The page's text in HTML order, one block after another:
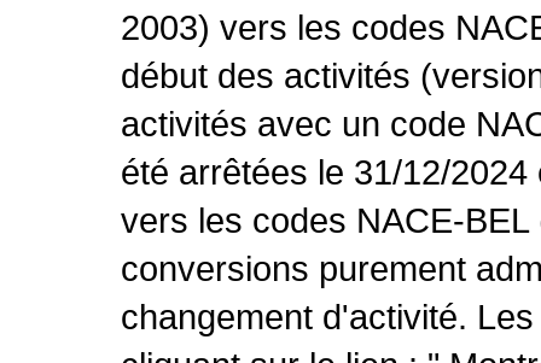
2003) vers les codes
début des activités
activités avec un code
été arrêtées le 31/12/
vers les codes NACE-
conversions purement
changement d'activité.